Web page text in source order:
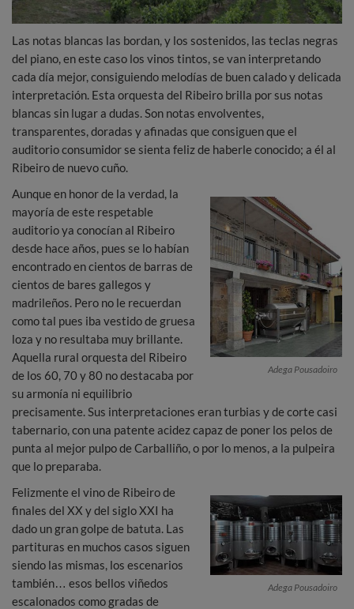
Las notas blancas las bordan, y los sostenidos, las teclas negras
del piano, en este caso los vinos tintos, se van interpretando
cada día mejor, consiguiendo melodías de buen calado y delicada
interpretación. Esta orquesta del Ribeiro brilla por sus notas
blancas sin lugar a dudas. Son notas envolventes,
transparentes, doradas y afinadas que consiguen que el
auditorio consumidor se sienta feliz de haberle conocido; a él al
Ribeiro de nuevo cuño.
Adega Pousadoiro
Aunque en honor de la verdad, la
mayoría de este respetable
auditorio ya conocían al Ribeiro
desde hace años, pues se lo habían
encontrado en cientos de barras de
cientos de bares gallegos y
madrileños. Pero no le recuerdan
como tal pues iba vestido de gruesa
loza y no resultaba muy brillante.
Aquella rural orquesta del Ribeiro
de los 60, 70 y 80 no destacaba por
su armonía ni equilibrio
precisamente. Sus interpretaciones eran turbias y de corte casi
tabernario, con una patente acidez capaz de poner los pelos de
punta al mejor pulpo de Carballiño, o por lo menos, a la pulpeira
que lo preparaba.
Adega Pousadoiro
Felizmente el vino de Ribeiro de
finales del XX y del siglo XXI ha
dado un gran golpe de batuta. Las
partituras en muchos casos siguen
siendo las mismas, los escenarios
también… esos bellos viñedos
escalonados como gradas de